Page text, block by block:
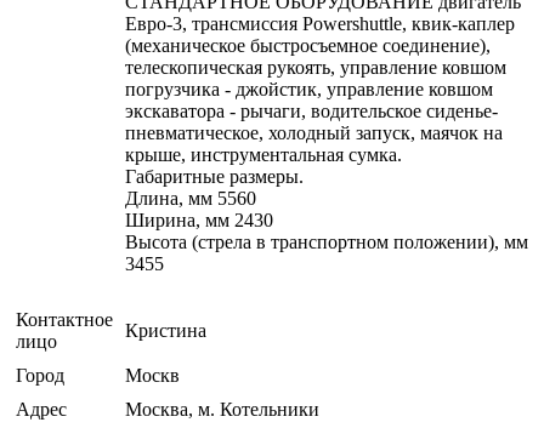
Евро-3, трансмиссия Powershuttle, квик-каплер
(механическое быстросъемное соединение),
телескопическая рукоять, управление ковшом
погрузчика - джойстик, управление ковшом
экскаватора - рычаги, водительское сиденье-
пневматическое, холодный запуск, маячок на
крыше, инструментальная сумка.
Габаритные размеры.
Длина, мм 5560
Ширина, мм 2430
Высота (стрела в транспортном положении), мм
3455
Контактное
лицо
Кристина
Город
Москв
Адрес
Москва, м. Котельники